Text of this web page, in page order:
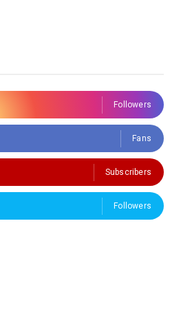
Followers
Fans
Subscribers
Followers